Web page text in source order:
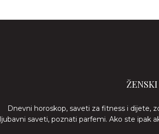
ŽENSKI
Dnevni horoskop, saveti za fitness i dijete,
ljubavni saveti, poznati parfemi. Ako ste ipak